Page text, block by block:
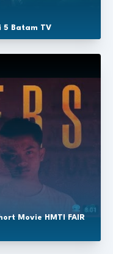
5 Batam TV
Movie HMTI FAIR